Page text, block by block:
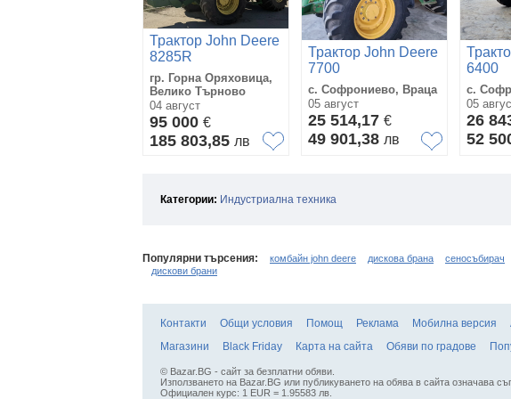
Трактор John Deere
8285R
гр. Горна Оряховица,
Велико Търново
04 август
95 000 €
185 803,85 лв
Трактор John Deere
7700
с. Софрониево, Враца
05 август
25 514,17 €
49 901,38 лв
6400
с.
05
26
52
Категории: Индустриална техника
Популярни търсения: комбайн john deere дискова брана сеносъбирач
дискови брани
Контакти Общи условия Помощ Реклама Мобилна версия
Магазини
Black Friday Карта на сайта Обяви по градове
© Bazar.BG - сайт за безплатни обяви.
Използването на Bazar.BG или публикуването на обява в сайта означава
Официален курс: 1 EUR = 1.95583 лв.